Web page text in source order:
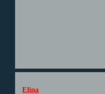
Elina